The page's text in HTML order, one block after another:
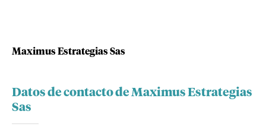
Maximus Estrategias Sas
Datos de contacto de Maximus Estrategias
Sas